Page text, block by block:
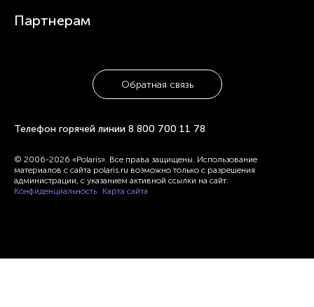
Партнерам
Обратная связь
Телефон горячей линии 8 800 700 11 78
© 2006-2026 «Polaris». Все права защищены. Использование
материалов с сайта polaris.ru возможно только с разрешения
администрации, с указанием активной ссылки на сайт.
Конфиденциальность
Карта сайта